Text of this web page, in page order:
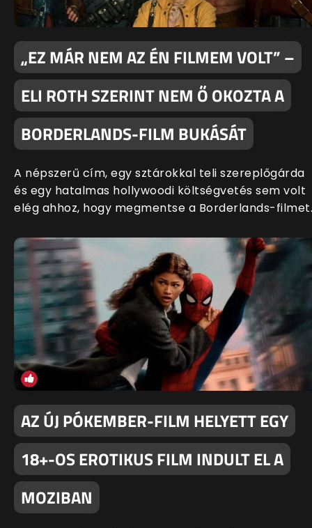
„EZ MÁR NEM AZ ÉN FILMEM VOLT” –
ELI ROTH SZERINT NEM Ő OKOZTA A
BORDERLANDS-FILM BUKÁSÁT
A népszerű cím, egy sztárokkal teli szereplőgárda
és egy hatalmas hollywoodi költségvetés sem volt
elég ahhoz, hogy megmentse a Borderlands-filmet.
AZ ÚJ PÓKEMBER-FILM HELYETT EGY
18+-OS EROTIKUS FILM INDULT EL A
MOZIBAN